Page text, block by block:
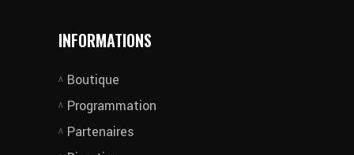
INFORMATIONS
Boutique
Programmation
Partenaires